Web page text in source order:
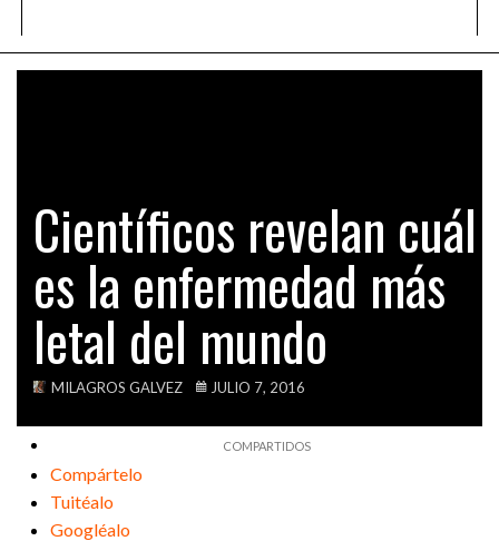
OPINIÓN
VIDEOS
Científicos revelan cuál
es la enfermedad más
letal del mundo
MILAGROS GALVEZ JULIO 7, 2016
Compártelo
Tuitéalo
Googléalo